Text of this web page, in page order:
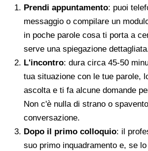
Prendi appuntamento: puoi
messaggio o compilare un
in poche parole cosa ti porta a
serve una spiegazione
L'incontro: dura circa 45-50
tua situazione con le tue parole,
ascolta e ti fa alcune domande
Non c'è nulla di strano o
conversazione.
Dopo il primo colloquio: il
suo primo inquadramento e, se